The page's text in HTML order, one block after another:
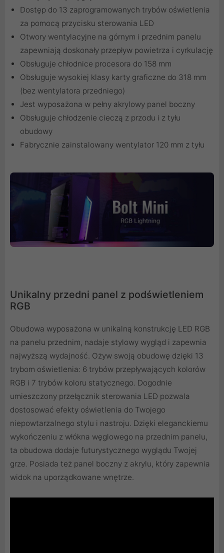
Dostęp do 13 zaprogramowanych trybów oświetlenia
za pomocą przycisku sterowania LED
Otwory wentylacyjne na górnym i przednim panelu
zapewniają doskonały przepływ powietrza i cyrkulację
Obsługuje chłodnice procesora do 158 mm
Obsługuje wysokiej klasy karty graficzne do 318 mm
(bez wentylatora przedniego)
Jest wyposażona w pełny akrylowy panel boczny
Obsługuje chłodzenie cieczą z przodu i z tyłu
obudowy
Fabrycznie zainstalowany wentylator 120 mm z tyłu
Unikalny przedni panel z podświetleniem
RGB
Obudowa wyposażona w unikalną konstrukcję LED RGB
na panelu przednim, nadaje stylowy wygląd i zapewnia
najwyższą wydajność. Ożyw swoją obudowę dzięki 13
trybom oświetlenia: 6 trybów przepływających kolorów
RGB i 7 trybów koloru statycznego. Dogodnie
umieszczony przełącznik sterowania LED pozwala
dostosować efekty oświetlenia do Twojego
niepowtarzalnego stylu i nastroju. Dzięki eleganckiemu
wykończeniu z włókna węglowego na przednim panelu,
ta obudowa dodaje futurystycznego wyglądu Twojej
grze. Posiada też panel boczny z akrylu, który zapewnia
widok na uporządkowane wnętrze.